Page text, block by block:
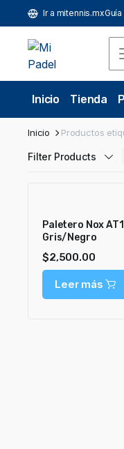
Ir a mitennis.mx
Inicio Tienda
Inicio Productos
Filter Products
Paletero Nox
Gris/Negro
$2,500.00
Leer más